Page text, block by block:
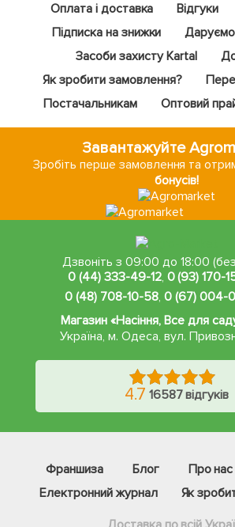
Оплата і доставка
Відгуки
Підписка на знижки
Засоби захисту Kartal
Як зробити замовлення?
Постачальникам
Оптовий
Завантажуйте
Зробіть перше замовлення та
бонусів!
Дзвоніть з 09:00 до 18:00
0 (44) 333-49-12, 0 (93) 170-
0 (48) 708-10-58, 0 (67) 004-
Магазин «Насіння, Все для
Україна, м. Одеса,вул.
4.7 16587 відгуків
Франшиза Блог Про нас
Електронний журнал
Як